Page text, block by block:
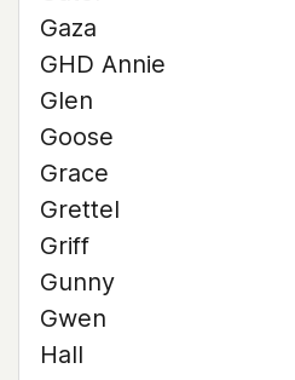
Gaza
GHD Annie
Glen
Goose
Grace
Grettel
Griff
Gunny
Gwen
Hall